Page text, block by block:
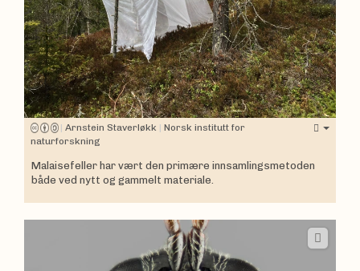
| Arnstein Staverløkk | Norsk institutt for
naturforskning
Malaisefeller har vært den primære innsamlingsmetoden
både ved nytt og gammelt materiale.